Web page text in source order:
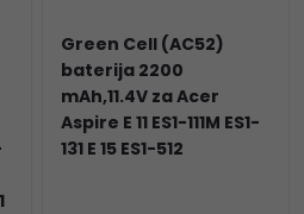
Green Cell (AC52)
baterija 2200
mAh,11.4V za Acer
Aspire E 11 ES1-111M ES1-
131 E 15 ES1-512